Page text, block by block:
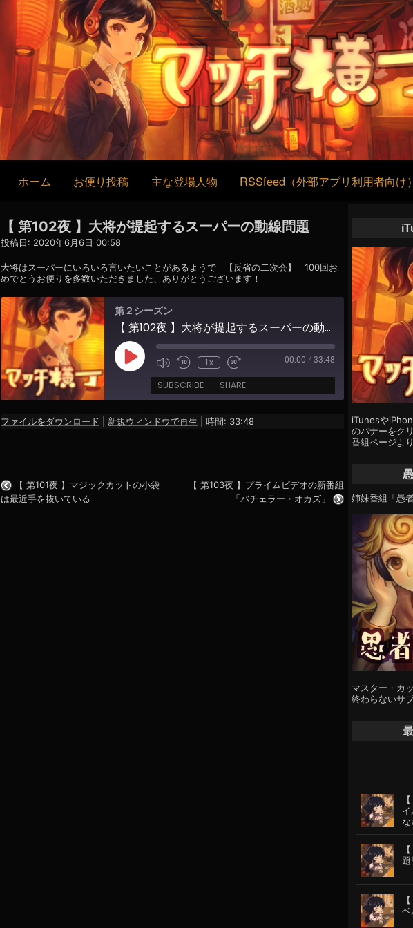
コ
ン
テ
ン
ツ
へ
ス
キ
ッ
プ
ナ
ビ
ゲ
ー
シ
ョ
ン
ホーム お便り投稿 主な登場人物 RSSfeed（外部アプリ利用者向け）
【 第102夜 】大将が提起するスーパーの動線問題
投稿日: 2020年6月6日 00:58
大将はスーパーにいろいろ言いたいことがあるようで 【反省の二次会】 100回お
めでとうお便りを多数いただきました、ありがとうございます！
第２シーズン
【 第102夜 】大将が提起するスーパーの動線問題
Play
Episode
1x 00:00 / 33:48
SUBSCRIBE SHARE
SHARE
EMBED
ファイルをダウンロード 新規ウィンドウで再生 時間: 33:48
【 第101夜 】マジックカットの小袋
は最近手を抜いている
【 第103夜 】プライムビデオの新番組
「バチェラー・オカズ」
iTunesや
のバナーをク
番組ページよ
姉妹番組「愚
マスター・カ
終わらないサ
題
ベ